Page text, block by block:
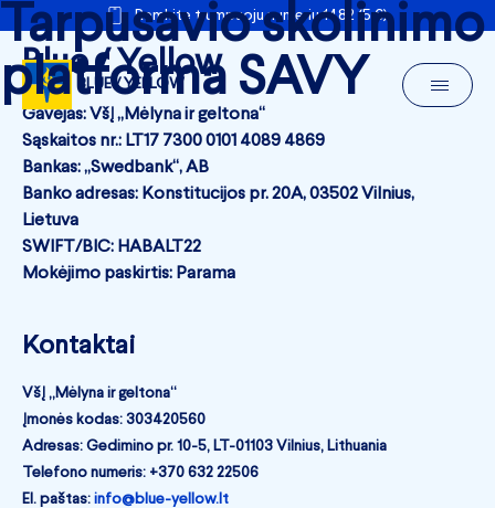
Remkite trumpuoju numeriu 1482 (5 €)
BLUE / YELLOW
Tarpusavio skolinimo
platforma SAVY
Blue / Yellow
Gavėjas: VšĮ „Mėlyna ir geltona“
Sąskaitos nr.: LT17 7300 0101 4089 4869
Bankas: „Swedbank“, AB
Banko adresas: Konstitucijos pr. 20A, 03502 Vilnius,
Lietuva
SWIFT/BIC: HABALT22
Mokėjimo paskirtis: Parama
Kontaktai
VšĮ „Mėlyna ir geltona“
Įmonės kodas: 303420560
Adresas: Gedimino pr. 10-5, LT-01103 Vilnius, Lithuania
Telefono numeris: +370 632 22506
El. paštas: info@blue-yellow.lt